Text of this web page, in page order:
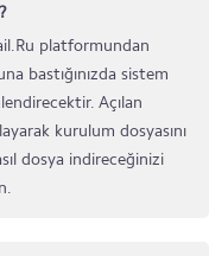
platformundan
bastığınızda sistem
Açılan
kurulum dosyasını
dosya indireceğinizi